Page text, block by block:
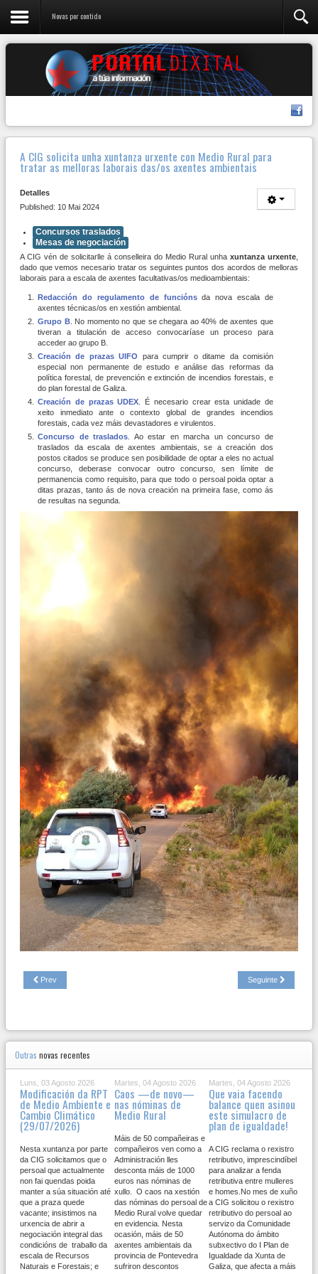
Novas por contido
A CIG solicita unha xuntanza urxente con Medio Rural para
tratar as melloras laborais das/os axentes ambientais
Detalles
Published: 10 Mai 2024
Concursos traslados
Mesas de negociación
A CIG vén de solicitarlle á conselleira do Medio Rural unha xuntanza urxente
dado que vemos necesario tratar os seguintes puntos dos acordos de melloras
laborais para a escala de axentes facultativas/os medioambientais:
Redacción do regulamento de funcións da nova escala de
axentes técnicas/os en xestión ambiental.
Grupo B. No momento no que se chegara ao 40% de axentes que
tiveran a titulación de acceso convocaríase un proceso para
acceder ao grupo B.
Creación de prazas UIFO para cumprir o ditame da comisión
especial non permanente de estudo e análise das reformas da
política forestal, de prevención e extinción de incendios forestais, e
do plan forestal de Galiza.
Creación de prazas UDEX . É necesario crear esta unidade de
xeito inmediato ante o contexto global de grandes incendios
forestais, cada vez máis devastadores e virulentos.
Concurso de traslados . Ao estar en marcha un concurso de
traslados da escala de axentes ambientais, se a creación dos
postos citados se produce sen posibilidade de optar a eles no actual
concurso, deberase convocar outro concurso, sen límite de
permanencia como requisito, para que todo o persoal poida optar a
ditas prazas, tanto ás de nova creación na primeira fase, como ás
de resultas na segunda.
Prev Seguinte
Outras novas recentes
Luns, 03 Agosto 2026
Modificación da RPT
de Medio Ambiente e
Cambio Climático
(29/07/2026)
Nesta xuntanza por parte
da CIG solicitamos que o
persoal que actualmente
non fai quendas poida
manter a súa situación até
que a praza quede
vacante; insistimos na
urxencia de abrir a
negociación integral das
condicións de traballo da
escala de Recursos
Naturais e Forestais; e
Martes, 04 Agosto 2026
Caos —de novo—
nas nóminas de
Medio Rural
Máis de 50 compañeiras e
compañeiros ven como a
Administración lles
desconta máis de 1000
euros nas nóminas de
xullo. O caos na xestión
das nóminas do persoal de
Medio Rural volve quedar
en evidencia. Nesta
ocasión, máis de 50
axentes ambientais da
provincia de Pontevedra
sufriron descontos
Martes, 04 Agosto 2026
Que vaia facendo
balance quen asinou
este simulacro de
plan de igualdade!
A CIG reclama o rexistro
retributivo, imprescindíbel
para analizar a fenda
retributiva entre mulleres
e homes.No mes de xuño
a CIG solicitou o rexistro
retributivo do persoal ao
servizo da Comunidade
Autónoma do ámbito
subxectivo do I Plan de
Igualdade da Xunta de
Galiza, que afecta a máis